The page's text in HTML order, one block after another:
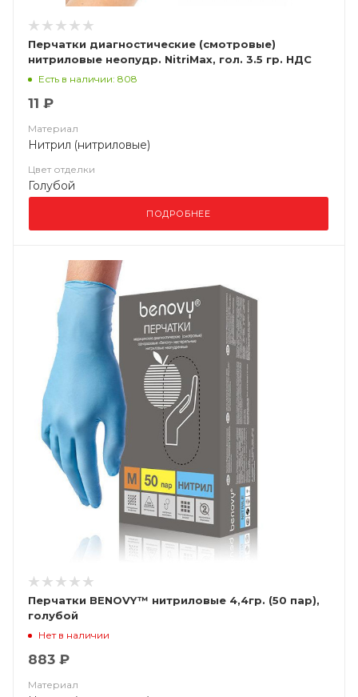
Перчатки диагностические (смотровые)
нитриловые неопудр. NitriMax, гол. 3.5 гр. НДС
(10%)
Есть в наличии: 808
11 ₽
Материал
Нитрил (нитриловые)
Цвет отделки
Голубой
ПОДРОБНЕЕ
Перчатки BENOVY™ нитриловые 4,4гр. (50 пар),
голубой
Нет в наличии
883 ₽
Материал